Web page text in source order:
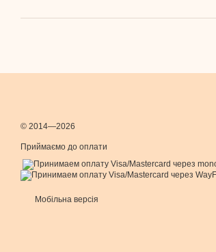
© 2014—2026
Приймаємо до оплати
Мобільна версія